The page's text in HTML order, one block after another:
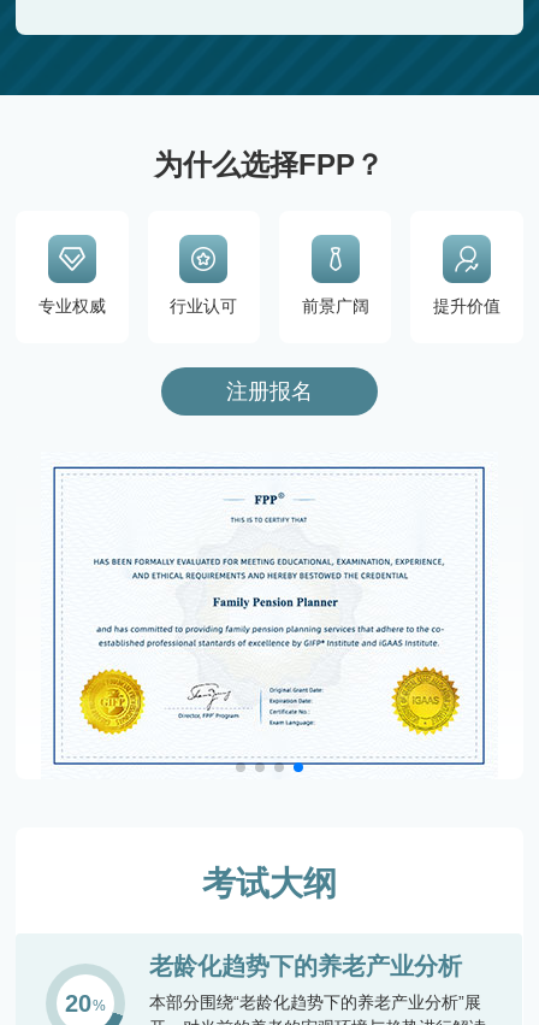
为什么选择FPP？
专业权威 行业认可 前景广阔 提升价值
注册报名
考试大纲
20
老龄化趋势下的养老产业分析
本部分围绕“老龄化趋势下的养老产业分析”展